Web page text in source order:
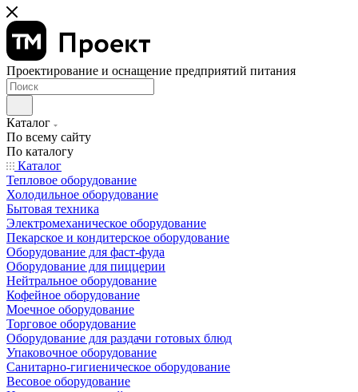
Проектирование и оснащение предприятий питания
Каталог
По всему сайту
По каталогу
Каталог
Тепловое оборудование
Холодильное оборудование
Бытовая техника
Электромеханическое оборудование
Пекарское и кондитерское оборудование
Оборудование для фаст-фуда
Оборудование для пиццерии
Нейтральное оборудование
Кофейное оборудование
Моечное оборудование
Торговое оборудование
Оборудование для раздачи готовых блюд
Упаковочное оборудование
Санитарно-гигиеническое оборудование
Весовое оборудование